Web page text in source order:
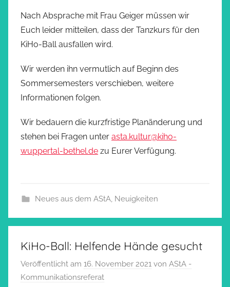
Nach Absprache mit Frau Geiger müssen wir
Euch leider mitteilen, dass der Tanzkurs für den
KiHo-Ball ausfallen wird.
Wir werden ihn vermutlich auf Beginn des
Sommersemesters verschieben, weitere
Informationen folgen.
Wir bedauern die kurzfristige Planänderung und
stehen bei Fragen unter asta.kultur@kiho-
wuppertal-bethel.de zu Eurer Verfügung.
Neues aus dem AStA, Neuigkeiten
KiHo-Ball: Helfende Hände gesucht
Veröffentlicht am 16. November 2021 von AStA -
Kommunikationsreferat